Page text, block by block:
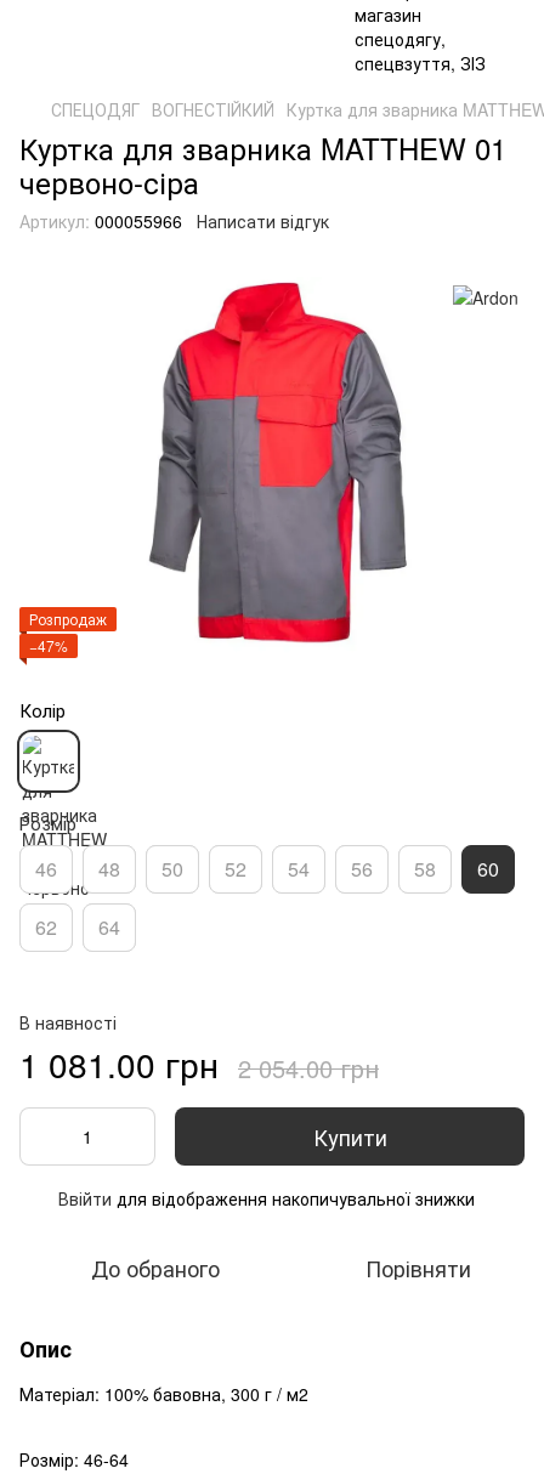
СПЕЦОДЯГ ВОГНЕСТІЙКИЙ Куртка для зварника
Куртка для зварника MATTHEW 01
червоно-сіра
Артикул: 000055966 Написати відгук
Розпродаж
−47%
Колір
Розмір
46 48 50 52 54 56 58 60
62 64
В наявності
1 081.00 грн 2 054.00 грн
Купити
Ввійти для відображення накопичувальної знижки
До обраного Порівняти
Опис
Матеріал: 100% бавовна, 300 г / м2
Розмір: 46-64